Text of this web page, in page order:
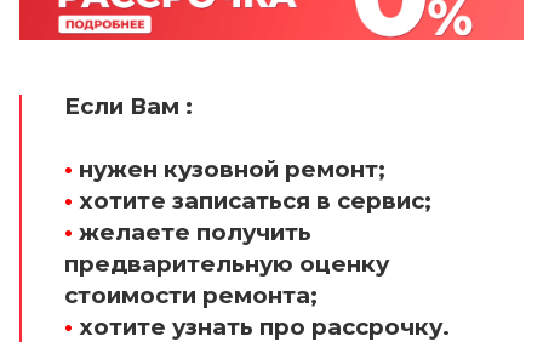
Если Вам :
• нужен кузовной ремонт;
• хотите записаться в сервис;
• желаете получить
предварительную оценку
стоимости ремонта;
• хотите узнать про рассрочку.